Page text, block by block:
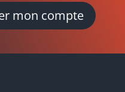
mon compte